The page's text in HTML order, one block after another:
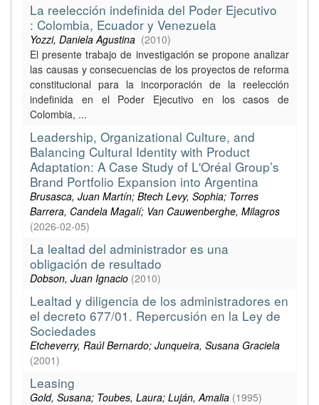
La reelección indefinida del Poder Ejecutivo
: Colombia, Ecuador y Venezuela
Yozzi, Daniela Agustina (2010)
El presente trabajo de investigación se propone analizar
las causas y consecuencias de los proyectos de reforma
constitucional para la incorporación de la reelección
indefinida en el Poder Ejecutivo en los casos de
Colombia, ...
Leadership, Organizational Culture, and
Balancing Cultural Identity with Product
Adaptation: A Case Study of L'Oréal Group’s
Brand Portfolio Expansion into Argentina
Brusasca, Juan Martín; Btech Levy, Sophia; Torres
Barrera, Candela Magalí; Van Cauwenberghe, Milagros
(2026-02-05)
La lealtad del administrador es una
obligación de resultado
Dobson, Juan Ignacio (2010)
Lealtad y diligencia de los administradores en
el decreto 677/01. Repercusión en la Ley de
Sociedades
Etcheverry, Raúl Bernardo; Junqueira, Susana Graciela
(2001)
Leasing
Gold, Susana; Toubes, Laura; Luján, Amalia (1995)